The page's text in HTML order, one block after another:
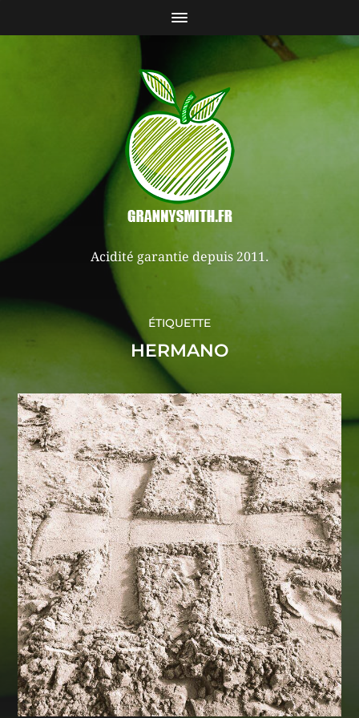
Acidité garantie depuis 2011.
ÉTIQUETTE
HERMANO